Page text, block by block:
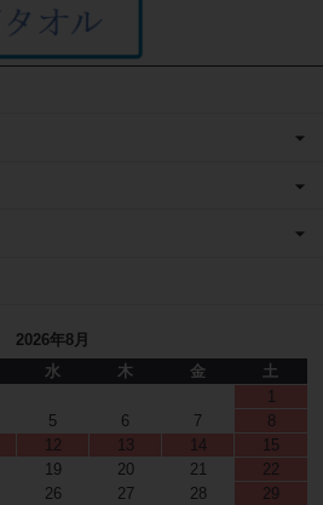
2026年8月
水 木 金
土
1
5 6 7
8
12 13 14
15
19 20 21
22
26 27 28
29